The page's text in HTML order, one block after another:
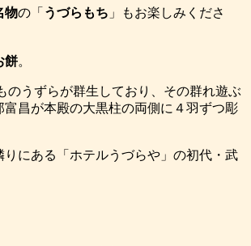
物の「 うづらもち 」もお楽しみくださ
餅。
のうずらが群生しており、その群れ遊ぶ
昌が本殿の大黒柱の両側に４羽ずつ彫
にある「ホテルうづらや」の初代・武